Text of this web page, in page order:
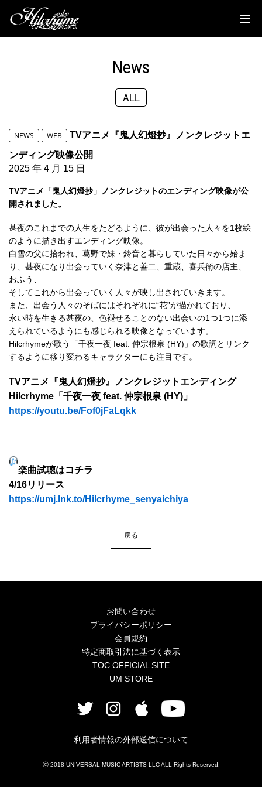
Discography
Biography
TOC'S Place
4Seasons
Mobile
Contact us
Sign In
News
ALL
NEWS WEB
TVアニメ『鬼人幻燈抄』ノンクレジットエ
ンディング映像公開
2025 年 4 月 15 日
TVアニメ「鬼人幻燈抄」ノンクレジットのエンディング映像が公
開されました。
甚夜のこれまでの人生をたどるように、彼が出会った人々を1枚絵
のように描き出すエンディング映像。
白雪の父に拾われ、葛野で妹・鈴音と暮らしていた日々から始ま
り、甚夜になり出会っていく奈津と善二、重蔵、喜兵衛の店主、
おふう、
そしてこれから出会っていく人々が映し出されていきます。
また、出会う人々のそばにはそれぞれに“花”が描かれており、
永い時を生きる甚夜の、色褪せることのない出会いの1つ1つに添
えられているようにも感じられる映像となっています。
Hilcrhymeが歌う「千夜一夜 feat. 仲宗根泉 (HY)」の歌詞とリンク
するように移り変わるキャラクターにも注目です。
TVアニメ『鬼人幻燈抄』ノンクレジットエンディング
Hilcrhyme「千夜一夜 feat. 仲宗根泉 (HY)」
https://youtu.be/Fof0jFaLqkk
楽曲試聴はコチラ
4/16リリース
https://umj.lnk.to/Hilcrhyme_senyaichiya
戻る
お問い合わせ
プライバシーポリシー
会員規約
特定商取引法に基づく表示
TOC OFFICIAL SITE
UM STORE
利用者情報の外部送信について
ⓒ 2018 UNIVERSAL MUSIC ARTISTS LLC ALL Rights Reserved.